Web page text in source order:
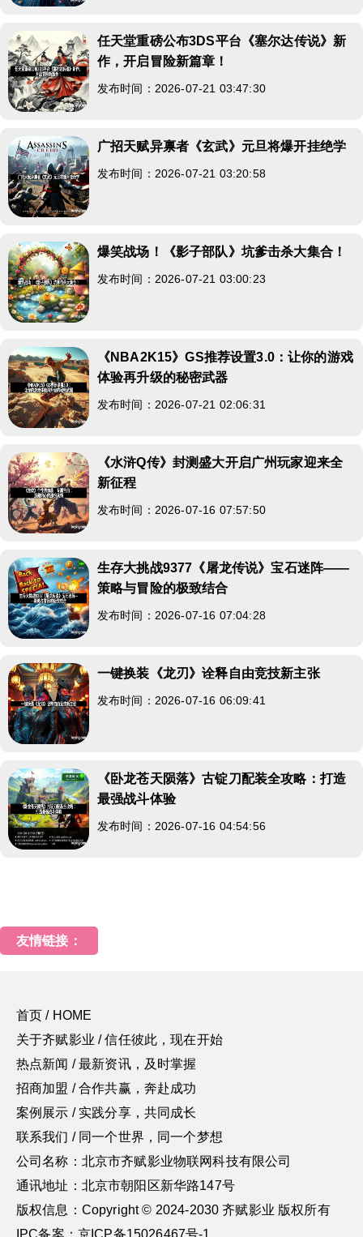
任天堂重磅公布3DS平台《塞尔达传说》新
作，开启冒险新篇章！
发布时间：2026-07-21 03:47:30
广招天赋异禀者《玄武》元旦将爆开挂绝学
发布时间：2026-07-21 03:20:58
爆笑战场！《影子部队》坑爹击杀大集合！
发布时间：2026-07-21 03:00:23
《NBA2K15》GS推荐设置3.0：让你的游戏
体验再升级的秘密武器
发布时间：2026-07-21 02:06:31
《水浒Q传》封测盛大开启广州玩家迎来全
新征程
发布时间：2026-07-16 07:57:50
生存大挑战9377《屠龙传说》宝石迷阵——
策略与冒险的极致结合
发布时间：2026-07-16 07:04:28
一键换装《龙刃》诠释自由竞技新主张
发布时间：2026-07-16 06:09:41
《卧龙苍天陨落》古锭刀配装全攻略：打造
最强战斗体验
发布时间：2026-07-16 04:54:56
友情链接：
首页 / HOME
关于齐赋影业 / 信任彼此，现在开始
热点新闻 / 最新资讯，及时掌握
招商加盟 / 合作共赢，奔赴成功
案例展示 / 实践分享，共同成长
联系我们 / 同一个世界，同一个梦想
公司名称：北京市齐赋影业物联网科技有限公司
通讯地址：北京市朝阳区新华路147号
版权信息：Copyright © 2024-2030 齐赋影业 版权所有
IPC备案：京ICP备15026467号-1